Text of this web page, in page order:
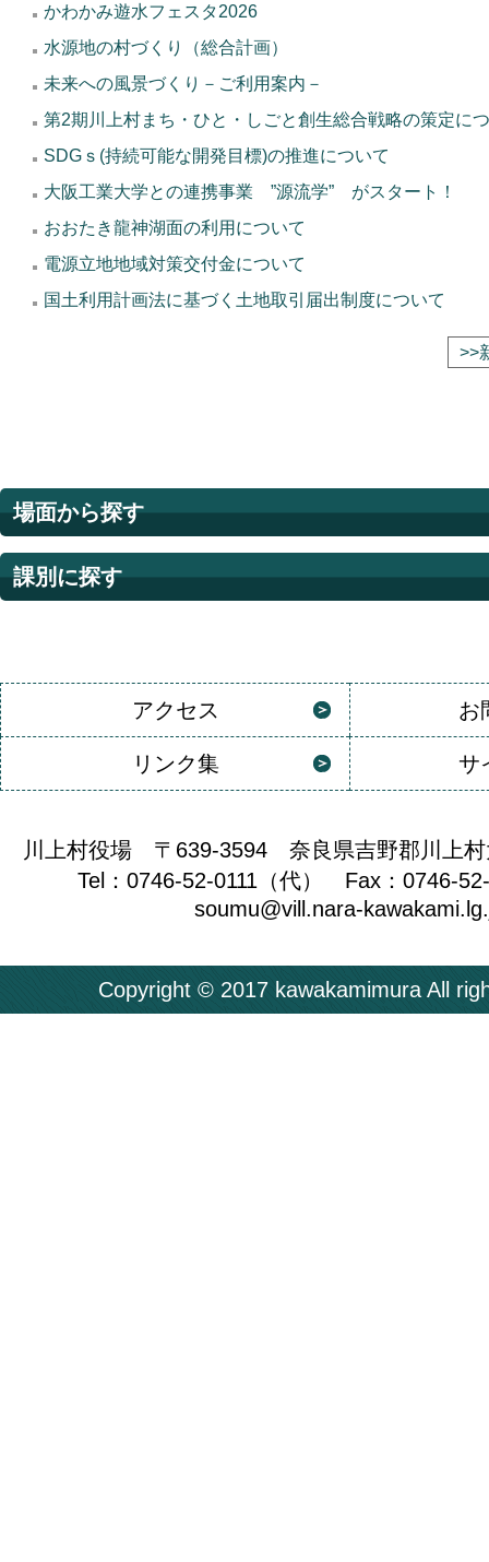
かわかみ遊水フェスタ2026
水源地の村づくり（総合計画）
未来への風景づくり－ご利用案内－
第2期川上村まち・ひと・しごと創生総合戦略の策定に
SDGｓ(持続可能な開発目標)の推進について
大阪工業大学との連携事業 ”源流学” がスタート！
おおたき龍神湖面の利用について
電源立地地域対策交付金について
国土利用計画法に基づく土地取引届出制度について
>>
場面から探す
課別に探す
アクセス お
リンク集 サ
川上村役場 〒639-3594 奈良県吉野郡川上村
Tel：0746-52-0111（代） Fax：0746-
soumu@vill.nara-
Copyright © 2017 kawakamimura All